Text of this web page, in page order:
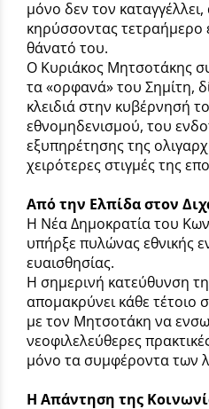
μόνο δεν τον
κηρύσσοντας τετραήμερο
θάνατό του.
Ο Κυριάκος Μητσοτάκης
τα «ορφανά» του Σημίτη,
κλειδιά στην κυβέρνησή
εθνομηδενισμού, του
εξυπηρέτησης της
χειρότερες στιγμές της
Από την Ελπίδα στον
Η Νέα Δημοκρατία του
υπήρξε πυλώνας εθνικής
ευαισθησίας.
Η σημερινή κατεύθυνση
απομακρύνει κάθε τέτοιο
με τον Μητσοτάκη να
νεοφιλελεύθερες
μόνο τα συμφέροντα των
Η Απάντηση της